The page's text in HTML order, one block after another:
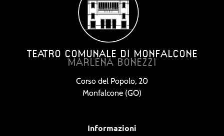
TEATRO COMUNALE DI MONFALCONE
MARLENA BONEZZI
Corso del Popolo, 20
Monfalcone (GO)
Informazioni